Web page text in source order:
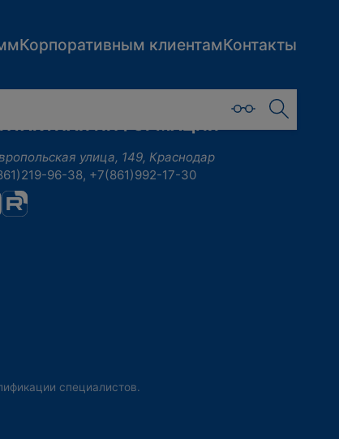
Корпоративным клиентамКонтакты
ИНФОРМАЦИЯ
улица, 149, Краснодар
96-38, +7(861)992-17-30
специалистов.